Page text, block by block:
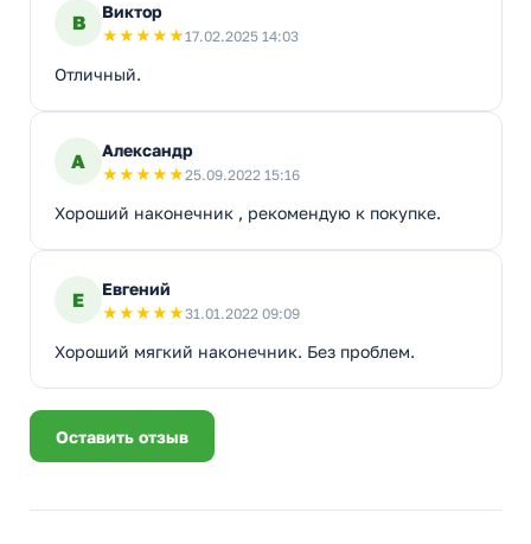
В Виктор
★★★★★17.02.2025 14:03
Отличный.
А Александр
★★★★★25.09.2022 15:16
Хороший наконечник , рекомендую к покупке.
Е Евгений
★★★★★31.01.2022 09:09
Хороший мягкий наконечник. Без проблем.
Оставить отзыв